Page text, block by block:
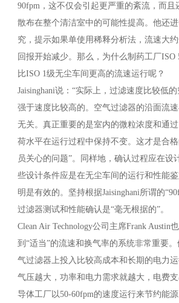
90fpm，这不仅会引起更严重的紊流，而且
散布在整个清洁室中的可能性提高。他还
究，提示如果单使用稀释分析法，流速大
回报开始减少。那么，为什么制药工厂ISO
比ISO 1级无尘车间更高的流速运行呢？
Jaisinghani说：“实际上，过滤速度比较低
强于速度比较高的。空气过滤器的沿面流
无关。真正重要的是室内的微粒浓度和通
荷水平在运行过程中保持不变。这才是合
员关心的问题”。同样地，确认过程应在设
些设计条件应是在无尘车间的运行和性能
明是有效的。坚持根据Jaisinghani所谓的
过滤器测试和性能确认是“毫无根据的”。
Clean Air Technology公司主席Frank Austin
到“适当”的流速和换气率的系统非常重要
气过滤器上投入比较高成本和长期的电力运
气压越大，功率和电力需求就越大，电费
导体工厂以50-60fpm的速度运行来节约能